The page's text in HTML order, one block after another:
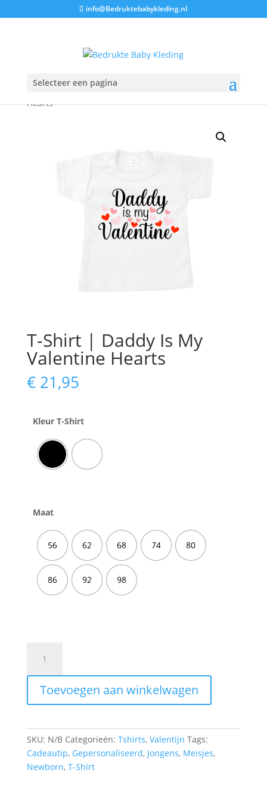
info@Bedruktebabykleding.nl
Selecteer een pagina
Home/Tshirts/ T-Shirt | Daddy Is My Valentine
Hearts
T-Shirt | Daddy Is My
Valentine Hearts
€21,95
Kleur T-Shirt
Maat
56 62 68 74 80
86 92 98
Shirt
|
Daddy
Is
Valentine
Hearts
aantal
Toevoegen aan winkelwagen
SKU: N/B Categorieën: Tshirts, Valentijn Tags:
Cadeautip, Gepersonaliseerd, Jongens, Meisjes,
Newborn, T-Shirt